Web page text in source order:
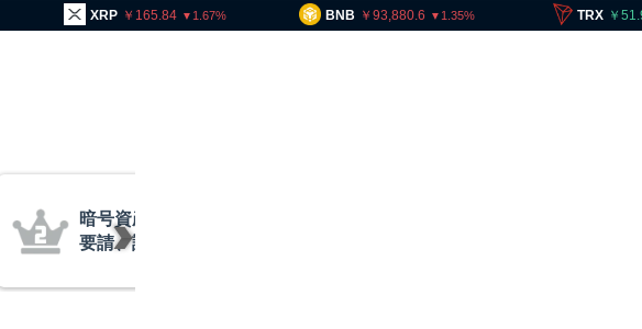
XRP 165.84 1.67 BNB 93,880.6 1.35 TRX 51.93
暗号資産交換業者に出庫制限強化を
要請、詐欺被害防止へ 金融庁と警